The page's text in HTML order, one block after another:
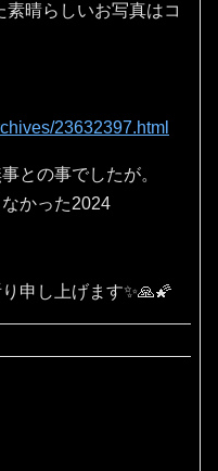
晴らしいお写真はコ
23632397.html
との事でしたが。
かった2024
申し上げます✨🙏🌠